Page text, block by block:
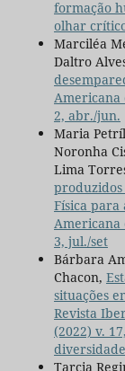
formação
olhar
Marciléa
Daltro
Americana
2, abr./jun.
Maria
Noronha
Lima
produzidos
Física para
Americana
3, jul./set
Bárbara
Chacon,
situações
Revista
(2022) v.
Tarcia